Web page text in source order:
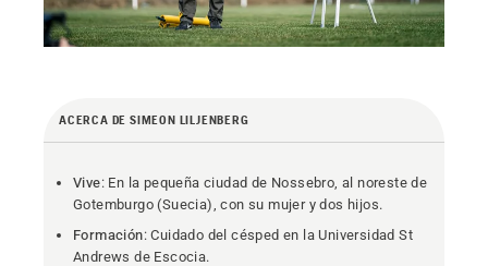
ACERCA DE SIMEON LILJENBERG
Vive: En la pequeña ciudad de Nossebro, al noreste de
Gotemburgo (Suecia), con su mujer y dos hijos.
Formación: Cuidado del césped en la Universidad St
Andrews de Escocia.